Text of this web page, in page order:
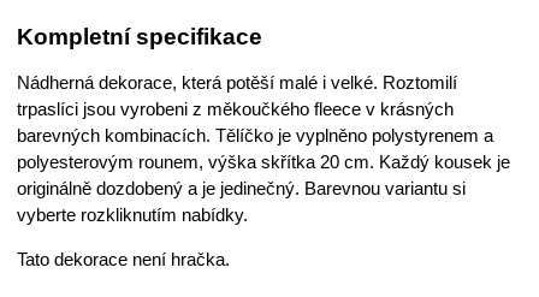
Kompletní specifikace
Nádherná dekorace, která potěší malé i velké. Roztomilí
trpaslíci jsou vyrobeni z měkoučkého fleece v krásných
barevných kombinacích. Tělíčko je vyplněno polystyrenem a
polyesterovým rounem, výška skřítka 20 cm. Každý kousek je
originálně dozdobený a je jedinečný. Barevnou variantu si
vyberte rozkliknutím nabídky.
Tato dekorace není hračka.